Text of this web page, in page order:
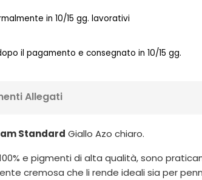
in 10/15 gg. lavorativi
il pagamento e consegnato in 10/15 gg.
Allegati
Standard Giallo Azo chiaro.
e pigmenti di alta qualità, sono
cremosa che li rende ideali sia per